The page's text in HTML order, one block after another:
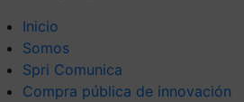
Inicio
Somos
Spri Comunica
Compra pública de innovación